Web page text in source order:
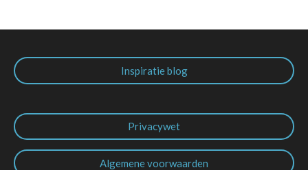
Inspiratie blog
Privacywet
Algemene voorwaarden